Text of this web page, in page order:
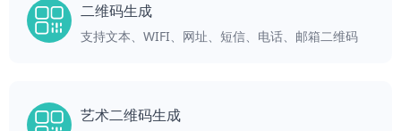
二维码生成
支持文本、WIFI、网址、短信、电话、邮箱二维码
艺术二维码生成